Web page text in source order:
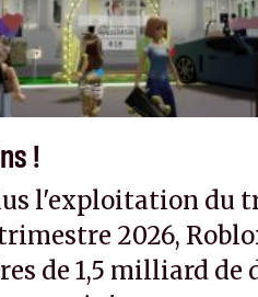
!
l'exploitation du
2026,
de 1,5 milliard de